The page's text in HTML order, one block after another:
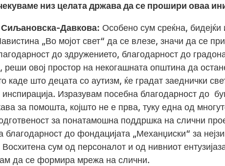
низ целата држава да се прошири оваа
Сиљановска-Давкова: Особено сум среќна,
„Во мојот свет“ да се влезе, значи да се
до здружението, благодарност до
реши овој простор на некогашната општина да
каде што децата со аутизм, ќе градат заеднички
Изразувам посебна благодарност до
за помошта, којшто не е прва, туку една од
за понатамошна поддршка на слични
благодарност до фондацијата „Механџиски“ за
сум од персоналот и од нивниот
да се формира мрежа на слични.